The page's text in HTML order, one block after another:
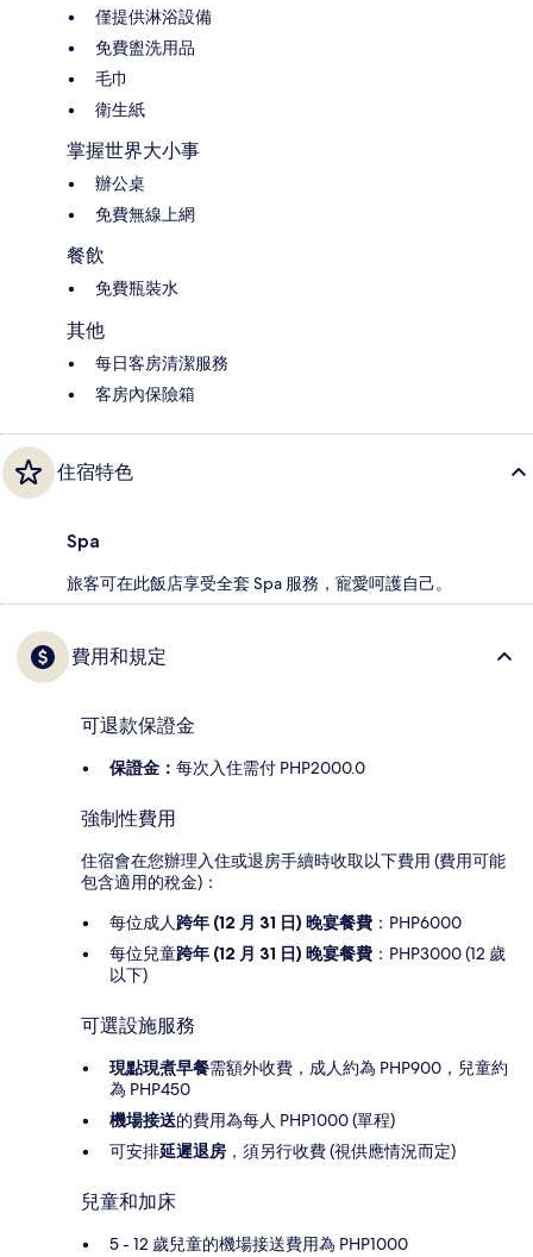
僅提供淋浴設備
免費盥洗用品
毛巾
衛生紙
掌握世界大小事
辦公桌
免費無線上網
餐飲
免費瓶裝水
其他
每日客房清潔服務
客房內保險箱
住宿特色
Spa
旅客可在此飯店享受全套 Spa 服務，寵愛呵護自己。
費用和規定
可退款保證金
保證金： 每次入住需付 PHP2000.0
強制性費用
住宿會在您辦理入住或退房手續時收取以下費用 (費用可能
包含適用的稅金)：
每位成人跨年 (12 月 31 日) 晚宴餐費 ：PHP6000
每位兒童跨年 (12 月 31 日) 晚宴餐費 ：PHP3000 (12 歲
以下)
可選設施服務
現點現煮早餐需額外收費，成人約為 PHP900，兒童約
為 PHP450
機場接送的費用為每人 PHP1000 (單程)
可安排延遲退房 ，須另行收費 (視供應情況而定)
兒童和加床
5 - 12 歲兒童的機場接送費用為 PHP1000